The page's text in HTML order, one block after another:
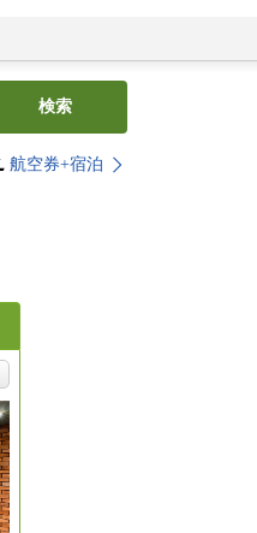
検索
航空券+宿泊